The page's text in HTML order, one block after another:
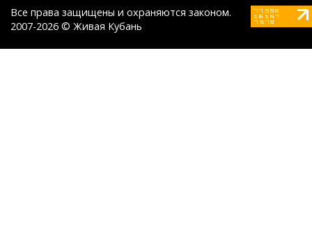
Все права защищены и охраняются законом.
2007-2026 © Живая Кубань